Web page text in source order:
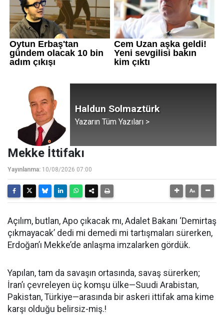
Haldun Solmaztürk
Yazarın Tüm Yazıları >
Mekke İttifakı
Yayınlanma: 10/08/2026 07:00
Açılım, butlan, Apo çıkacak mı, Adalet Bakanı ‘Demirtaş
çıkmayacak’ dedi mi demedi mi tartışmaları sürerken,
Erdoğan’ı Mekke’de anlaşma imzalarken gördük.
Yapılan, tam da savaşın ortasında, savaş sürerken;
İran’ı çevreleyen üç komşu ülke—Suudi Arabistan,
Pakistan, Türkiye—arasında bir askeri ittifak ama kime
karşı olduğu belirsiz-miş.!